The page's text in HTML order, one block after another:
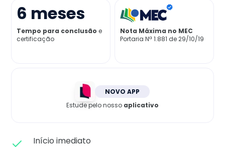
Já sou aluno
6 meses
Tempo para conclusão e
certificação
Nota Máxima no MEC
Portaria Nª 1.881 de 29/10/19
NOVO APP
Estude pelo nosso aplicativo
Início imediato